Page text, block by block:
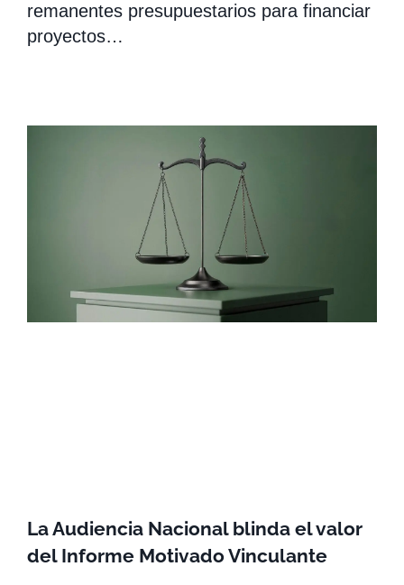
remanentes presupuestarios para financiar
proyectos…
La Audiencia Nacional blinda el valor
del Informe Motivado Vinculante